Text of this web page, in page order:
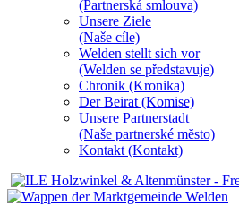
(Partnerská smlouva)
Unsere Ziele
(Naše cíle)
Welden stellt sich vor
(Welden se představuje)
Chronik (Kronika)
Der Beirat (Komise)
Unsere Partnerstadt
(Naše partnerské mĕsto)
Kontakt (Kontakt)